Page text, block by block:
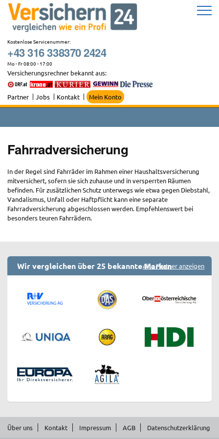
Zum
Inhalt
springen
Kostenlose Servicenummer:
+43 316 338370 2424
Mo - Fr 08:00 - 17:00
Versicherungsrechner bekannt aus:
Partner Jobs Kontakt Mein Konto
Fahrradversicherung
In der Regel sind Fahrräder im Rahmen einer Haushaltsversicherung
mitversichert, sofern sie sich zuhause und in versperrten Räumen
befinden. Für zusätzlichen Schutz unterwegs wie etwa gegen Diebstahl,
Vandalismus, Unfall oder Haftpflicht kann eine separate
Fahrradversicherung abgeschlossen werden. Empfehlenswert bei
besonders teuren Fahrrädern.
Wir vergleichen über 25 bekannte MarkenAlle Partner anzeigen
Über uns Kontakt Impressum AGB Datenschutzerklärung